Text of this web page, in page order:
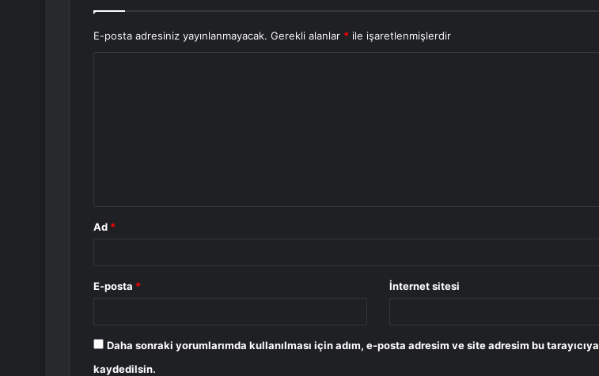
E-posta adresiniz yayınlanmayacak. Gerekli alanlar * ile işaretlenmişlerdir
Ad *
E-posta * İnternet sitesi
Daha sonraki yorumlarımda kullanılması için adım, e-posta adresim ve site adresim bu tarayıcıya
kaydedilsin.